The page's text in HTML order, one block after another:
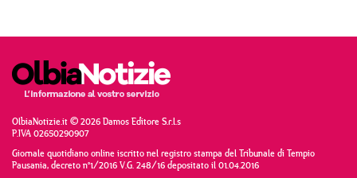
OlbiaNotizie.it © 2026 Damos Editore S.r.l.s
P.IVA 02650290907
Giornale quotidiano online iscritto nel registro stampa del Tribunale di Tempio
Pausania, decreto n°1/2016 V.G. 248/16 depositato il 01.04.2016